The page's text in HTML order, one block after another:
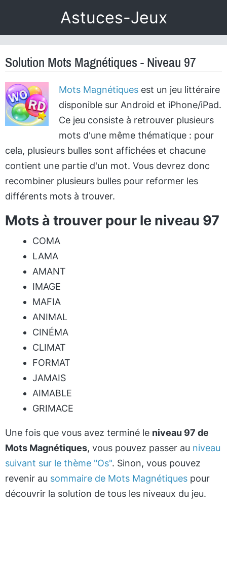
Astuces-Jeux
Solution Mots Magnétiques - Niveau 97
Mots Magnétiquesest un jeu littéraire
disponible sur Android et iPhone/iPad.
Ce jeu consiste à retrouver plusieurs
mots d'une même thématique : pour
cela, plusieurs bulles sont affichées et chacune
contient une partie d'un mot. Vous devrez donc
recombiner plusieurs bulles pour reformer les
différents mots à trouver.
Mots à trouver pour le niveau 97
COMA
LAMA
AMANT
IMAGE
MAFIA
ANIMAL
CINÉMA
CLIMAT
FORMAT
JAMAIS
AIMABLE
GRIMACE
Une fois que vous avez terminé le niveau 97 de
Mots Magnétiques, vous pouvez passer au niveau
suivant sur le thème "Os". Sinon, vous pouvez
revenir au sommaire de Mots Magnétiques pour
découvrir la solution de tous les niveaux du jeu.